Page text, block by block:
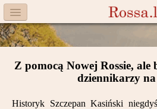
Menu
Facebook
Komitet
Aktualności
Z pomocą Nowej Rossie, ale
dziennikarzy
Historyk Szczepan Kasiński